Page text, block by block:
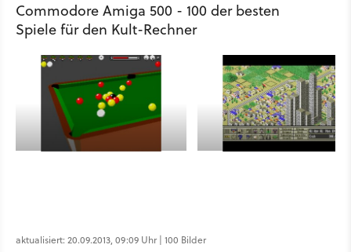
Commodore Amiga 500 - 100 der besten
Spiele für den Kult-Rechner
aktualisiert: 20.09.2013, 09:09 Uhr | 100 Bilder